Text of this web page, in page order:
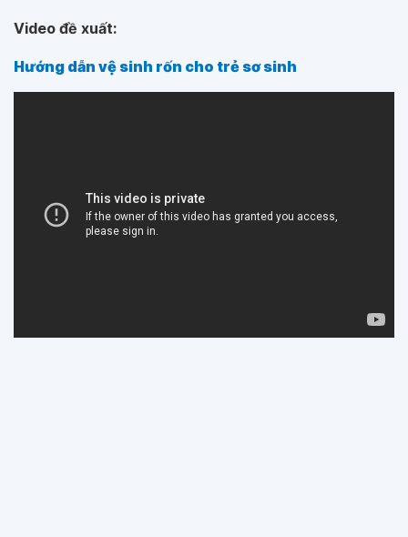
Video đề xuất:
Hướng dẫn vệ sinh rốn cho trẻ sơ sinh